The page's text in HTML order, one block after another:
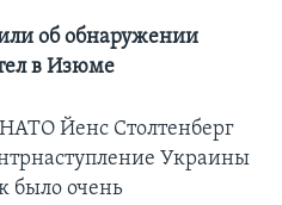
об обнаружении
в Изюме
Йенс Столтенберг
Украины
было очень